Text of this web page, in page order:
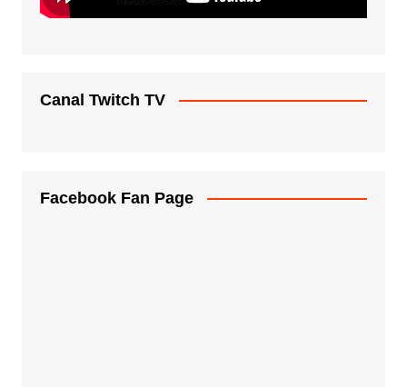
Canal Twitch TV
Facebook Fan Page